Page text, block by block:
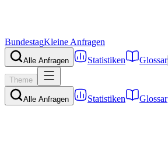
BundestagKleine Anfragen
Alle Anfragen Statistiken Glossar
Theme
Alle Anfragen Statistiken Glossar